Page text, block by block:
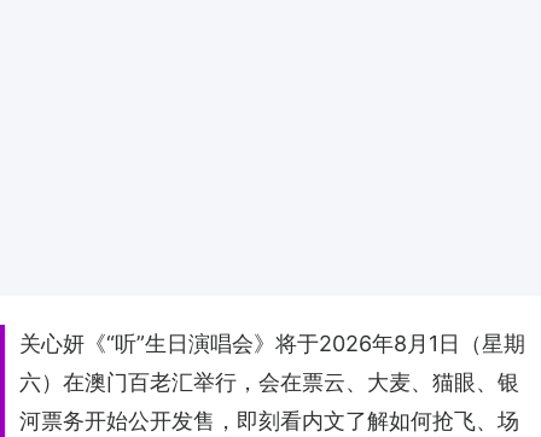
关心妍《“听”生日演唱会》将于2026年8月1日（星期
六）在澳门百老汇举行，会在票云、大麦、猫眼、银
河票务开始公开发售，即刻看内文了解如何抢飞、场